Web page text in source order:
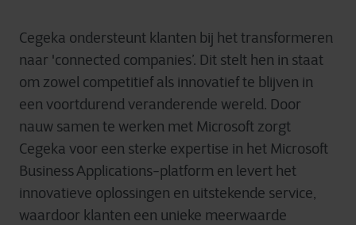
Cegeka ondersteunt klanten bij het transformeren
naar 'connected companies’. Dit stelt hen in staat
om zowel competitief als innovatief te blijven in
een voortdurend veranderende wereld. Door
nauw samen te werken met Microsoft zorgt
Cegeka voor een sterke expertise in het Microsoft
Business Applications-platform en levert het
innovatieve oplossingen en uitstekende service,
waardoor klanten een unieke meerwaarde